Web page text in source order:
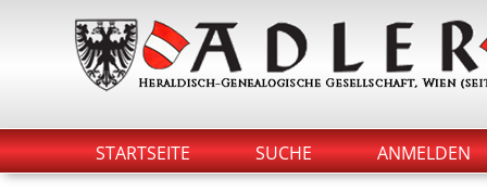
STARTSEITE SUCHE ANMELDEN